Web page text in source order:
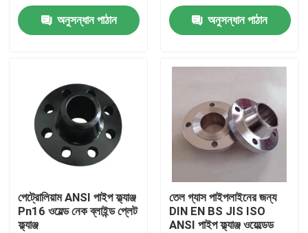
মান নিয়ন্ত্রণ
উদ্ধৃতির জন্য আবেদন
ইস্পাত পাইপ ফ্ল্যাঞ্জ
ANSI পাইপ ফ্ল্যাঞ্জ
অনুসন্ধান পাঠান অনুসন্ধান পাঠান
পেট্রোলিয়াম ANSI পাইপ ফ্ল্যাঞ্জ
Pn16 ওয়েল্ড নেক ব্লাইন্ড প্লেট
ফ্ল্যাঞ্জ
তেল গ্যাস পাইপলাইনের জন্য
DIN EN BS JIS ISO
ANSI পাইপ ফ্ল্যাঞ্জ ওয়েল্ডেড